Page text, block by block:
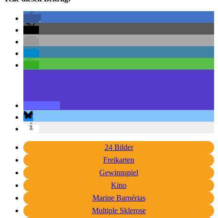
24 Bilder
Freikarten
Gewinnspiel
Kino
Marine Barnérias
Multiple Sklerose